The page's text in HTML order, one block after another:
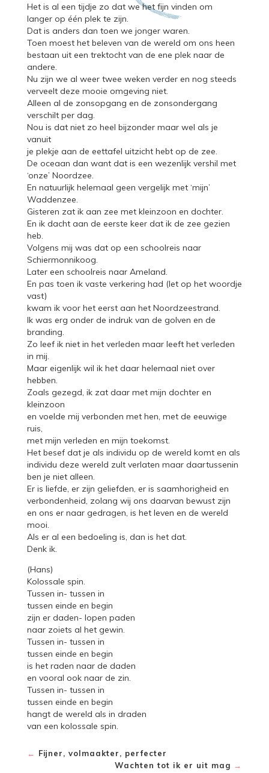
​Het is al een tijdje zo dat we het fijn vinden om
langer op één plek te zijn.
Dat is anders dan toen we jonger waren.
Toen moest het beleven van de wereld om ons heen
bestaan uit een trektocht van de ene plek naar de
andere.
Nu zijn we al weer twee weken verder en nog steeds
verveelt deze mooie omgeving niet.
Alleen al de zonsopgang en de zonsondergang
verschilt per dag.
Nou is dat niet zo heel bijzonder maar wel als je
vanuit
je plekje aan de eettafel uitzicht hebt op de zee.
De oceaan dan want dat is een wezenlijk vershil met
‘onze’ Noordzee.
En natuurlijk helemaal geen vergelijk met ‘mijn’
Waddenzee.
Gisteren zat ik aan zee met kleinzoon en dochter.
En ik dacht aan de eerste keer dat ik de zee gezien
heb.
Volgens mij was dat op een schoolreis naar
Schiermonnikoog.
Later een schoolreis naar Ameland.
En pas toen ik vaste verkering had (let op het woordje
vast)
kwam ik voor het eerst aan het Noordzeestrand.
Ik was erg onder de indruk van de golven en de
branding.
Zo leef ik niet in het verleden maar leeft het verleden
in mij.
Maar eigenlijk wil ik het daar helemaal niet over
hebben.
Zoals gezegd, ik zat daar met mijn dochter en
kleinzoon
en voelde mij verbonden met hen, met de eeuwige
ruis,
met mijn verleden en mijn toekomst.
Het besef dat je als individu op de wereld komt en als
individu deze wereld zult verlaten maar daartussenin
ben je niet alleen.
Er is liefde, er zijn geliefden, er is saamhorigheid en
verbondenheid, zolang wij ons daarvan bewust zijn
en ons er naar gedragen, is het leven en de wereld
mooi.
Als er al een bedoeling is, dan is het dat.
Denk ik.
(Hans)
Kolossale spin.
Tussen in- tussen in
tussen einde en begin
zijn er daden- lopen paden
naar zoiets al het gewin.
Tussen in- tussen in
tussen einde en begin
is het raden naar de daden
en vooral ook naar de zin.
Tussen in- tussen in
tussen einde en begin
hangt de wereld als in draden
van een kolossale spin.
← Fijner, volmaakter, perfecter
Wachten tot ik er uit mag →